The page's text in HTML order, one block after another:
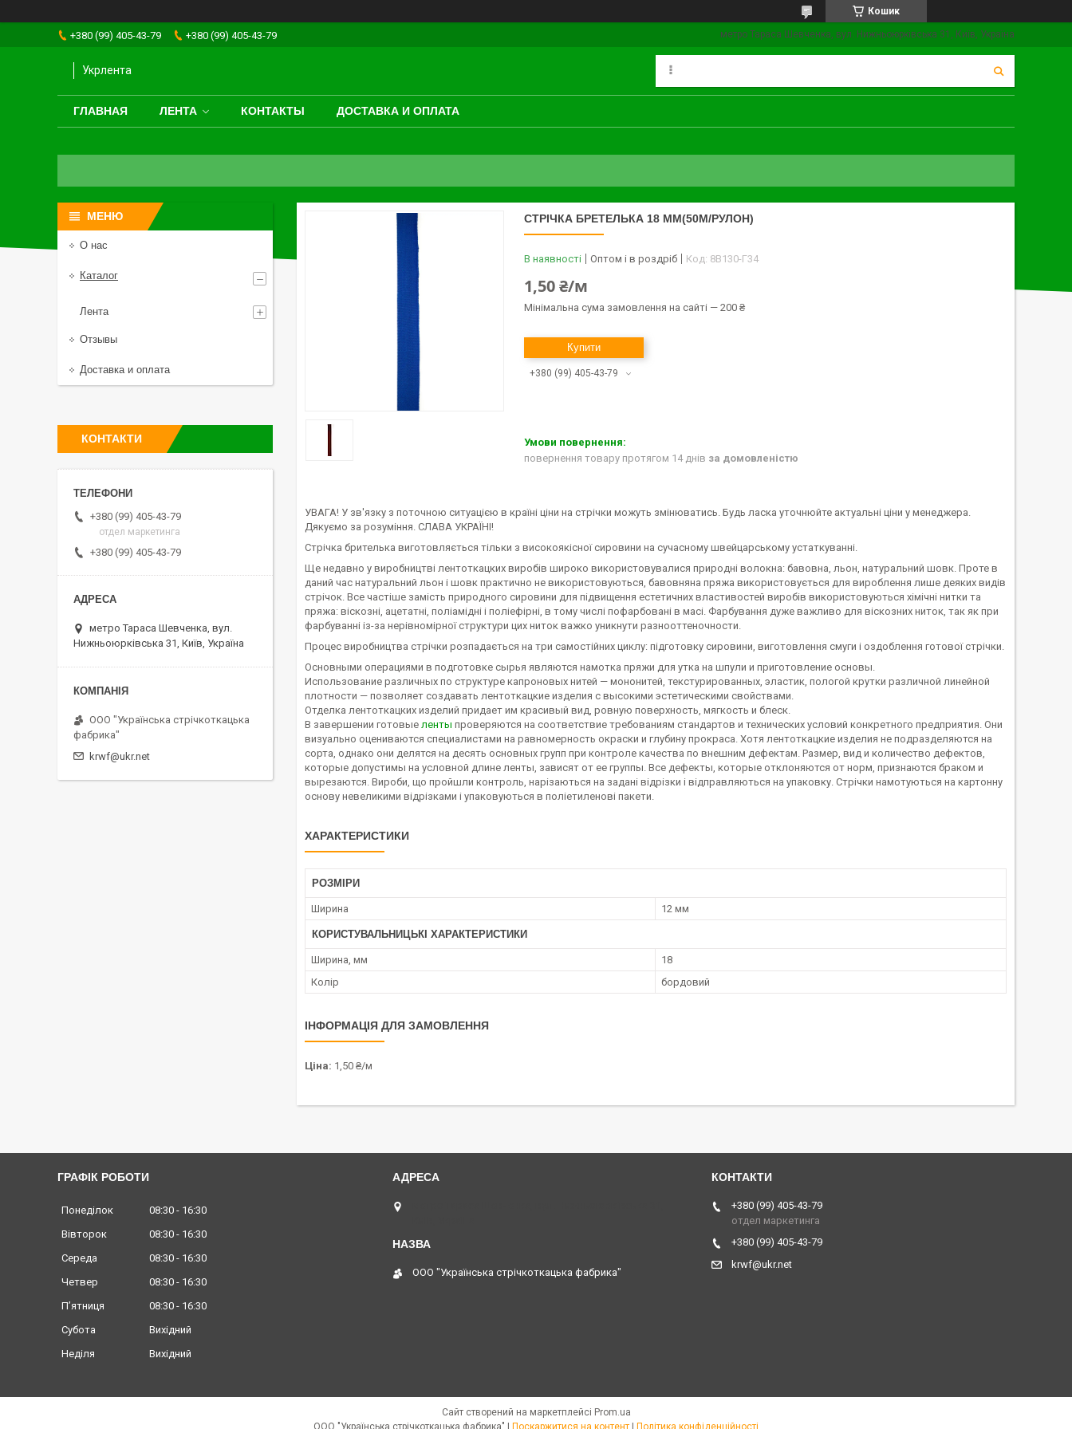
Кошик
+380 (99) 405-43-79 +380 (99) 405-43-79 метро Тараса Шевченка, вул. Нижньоюрківська 31, Київ, Україна
Укрлента
ГЛАВНАЯ ЛЕНТА КОНТАКТЫ ДОСТАВКА И ОПЛАТА
СТРІЧКА БРЕТЕЛЬКА 18 ММ(50М/РУЛОН)
В наявності Оптом і в роздріб Код: 8В130-Г34
1,50 ₴/м
Мінімальна сума замовлення на сайті — 200 ₴
Купити
+380 (99) 405-43-79
повернення товару протягом 14 днів за домовленістю
УВАГА! У зв'язку з поточною ситуацією в країні ціни на стрічки можуть змінюватись. Будь ласка уточнюйте актуальні ціни у менеджера.
Дякуємо за розуміння. СЛАВА УКРАЇНІ!
Стрічка брителька виготовляється тільки з високоякісної сировини на сучасному швейцарському устаткуванні.
Ще недавно у виробництві лентоткацких виробів широко використовувалися природні волокна: бавовна, льон, натуральний шовк. Проте в
даний час натуральний льон і шовк практично не використовуються, бавовняна пряжа використовується для вироблення лише деяких видів
стрічок. Все частіше замість природного сировини для підвищення естетичних властивостей виробів використовуються хімічні нитки та
пряжа: віскозні, ацетатні, поліамідні і поліефірні, в тому числі пофарбовані в масі. Фарбування дуже важливо для віскозних ниток, так як при
фарбуванні із-за нерівномірної структури цих ниток важко уникнути разнооттеночности.
Процес виробництва стрічки розпадається на три самостійних циклу: підготовку сировини, виготовлення смуги і оздоблення готової стрічки.
Основными операциями в подготовке сырья являются намотка пряжи для утка на шпули и приготовление основы.
Использование различных по структуре капроновых нитей — мононитей, текстурированных, эластик, пологой крутки различной линейной
плотности — позволяет создавать лентоткацкие изделия с высокими эстетическими свойствами.
Отделка лентоткацких изделий придает им красивый вид, ровную поверхность, мягкость и блеск.
В завершении готовые ленты проверяются на соответствие требованиям стандартов и технических условий конкретного предприятия. Они
визуально оцениваются специалистами на равномерность окраски и глубину прокраса. Хотя лентоткацкие изделия не подразделяются на
сорта, однако они делятся на десять основных групп при контроле качества по внешним дефектам. Размер, вид и количество дефектов,
которые допустимы на условной длине ленты, зависят от ее группы. Все дефекты, которые отклоняются от норм, признаются браком и
вырезаются. Вироби, що пройшли контроль, нарізаються на задані відрізки і відправляються на упаковку. Стрічки намотуються на картонну
основу невеликими відрізками і упаковуються в поліетиленові пакети.
ХАРАКТЕРИСТИКИ
РОЗМІРИ
Ширина 12 мм
КОРИСТУВАЛЬНИЦЬКІ ХАРАКТЕРИСТИКИ
Ширина, мм
18
Колір
бордовий
ІНФОРМАЦІЯ ДЛЯ ЗАМОВЛЕННЯ
Ціна: 1,50 ₴/м
О нас
Каталог
Лента
Отзывы
Доставка и оплата
КОНТАКТИ
+380 (99) 405-43-79
отдел маркетинга
+380 (99) 405-43-79
метро Тараса Шевченка, вул.
Нижньоюрківська 31, Київ, Україна
ООО "Українська стрічкоткацька
фабрика"
krwf@ukr.net
ГРАФІК РОБОТИ
Понеділок 08:30
16:30
Вівторок
08:30
16:30
Середа
08:30
16:30
Четвер
08:30
16:30
Пʼятниця
08:30
16:30
Субота
Вихідний
Неділя
Вихідний
ООО "Українська стрічкоткацька фабрика"
+380 (99) 405-43-79
отдел маркетинга
+380 (99) 405-43-79
krwf@ukr.net
Сайт створений на маркетплейсі Prom.ua
Поскаржитися на контент Політика конфіденційності